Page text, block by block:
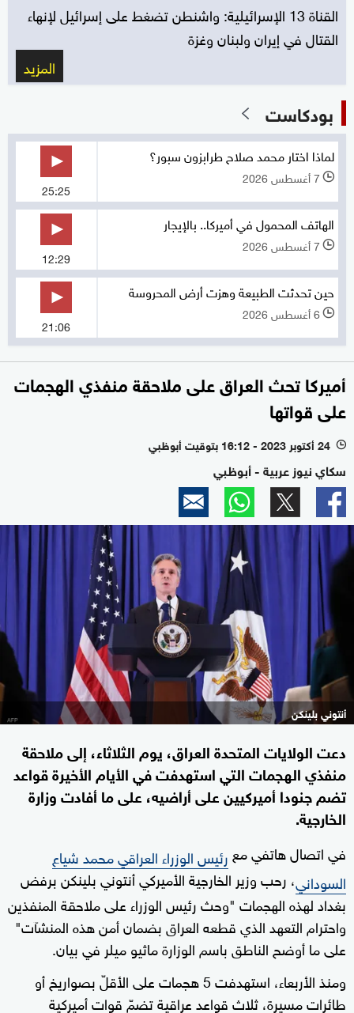
القناة 13 الإسرائيلية: واشنطن تضغط على إسرائيل لإنهاء
القتال في إيران ولبنان وغزة
المزيد
بودكاست
لماذا اختار محمد صلاح طرابزون سبور؟
l 7 أغسطس 2026
25:25
الهاتف المحمول في أميركا.. بالإيجار
l 7 أغسطس 2026
12:29
حين تحدثت الطبيعة وهزت أرض المحروسة
l 6 أغسطس 2026
21:06
أميركا تحث العراق على ملاحقة منفذي الهجمات
على قواتها
l 24 أكتوبر 2023 - 16:12 بتوقيت أبوظبي
سكاي نيوز عربية - أبوظبي
أنتوني بلينكن
دعت الولايات المتحدة العراق، يوم الثلاثاء، إلى ملاحقة
منفذي الهجمات التي استهدفت في الأيام الأخيرة قواعد
تضم جنودا أميركيين على أراضيه، على ما أفادت وزارة
الخارجية.
في اتصال هاتفي مع رئيس الوزراء العراقي محمد شياع
السوداني، رحب وزير الخارجية الأميركي أنتوني بلينكن برفض
بغداد لهذه الهجمات "وحث رئيس الوزراء على ملاحقة المنفذين
واحترام التعهد الذي قطعه العراق بضمان أمن هذه المنشآت"
على ما أوضح الناطق باسم الوزارة ماثيو ميلر في بيان.
ومنذ الأربعاء، استهدفت 5 هجمات على الأقلّ بصواريخ أو
طائرات مسيرة، ثلاث قواعد عراقية تضمّ قوات أميركية